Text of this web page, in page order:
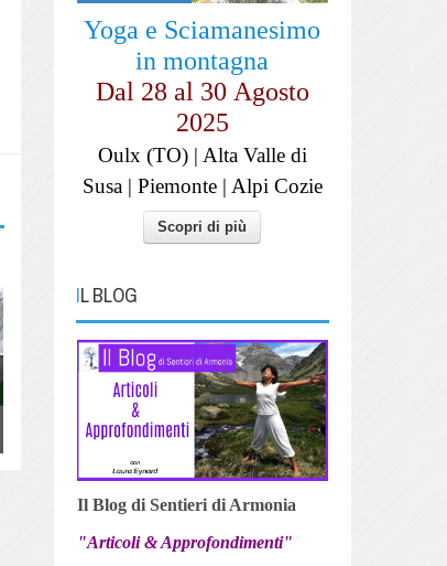
YOGA "La danza della Vita"
Lo Yoga non è qualcosa da fare, è un
modo di essere, di vivere la propria vita,
danzandola.
Yoga e Sciamanesimo
in montagna
Dal 28 al 30 Agosto
2025
Oulx (TO) | Alta Valle di
Susa | Piemonte | Alpi Cozie
Scopri di più
IL BLOG
Il Blog di Sentieri di Armonia
"Articoli & Approfondimenti"